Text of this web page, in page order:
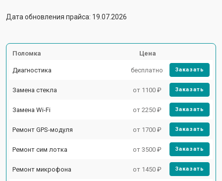
Дата обновления прайса: 19.07.2026
Поломка Цена
Диагностика бесплатно Заказать
Замена стекла от 1100 ₽ Заказать
Замена Wi-Fi от 2250 ₽ Заказать
Ремонт GPS-модуля от 1700 ₽ Заказать
Ремонт сим лотка от 3500 ₽ Заказать
Ремонт микрофона от 1450 ₽ Заказать